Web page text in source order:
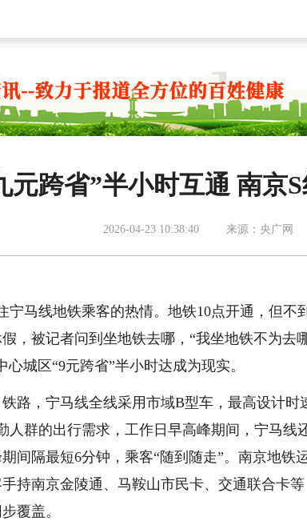
元跨省”半小时互通 南京
2026-04-23 10:38:40 来源：央广网
马线地铁乘客的热情。地铁10点开通，但不
，被记者问到坐地铁去哪，“我坐地铁不为去
城区“9元跨省”半小时达成为现实。
，宁马线全线采用市域B型车，最高设计时
人群的出行需求，工作日早高峰期间，宁马线
间隔最短6分钟，乘客“随到随走”。南京地铁
持南京金陵通、马鞍山市民卡、交通联合卡
覆盖。